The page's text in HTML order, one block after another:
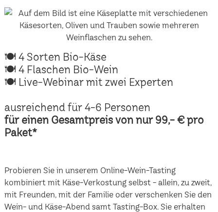
🍽 4 Sorten Bio-Käse
🍽 4 Flaschen Bio-Wein
🍽 Live-Webinar mit zwei Experten
ausreichend für 4-6 Personen
für einen Gesamtpreis von nur 99,- € pro
Paket*
Probieren Sie in unserem Online-Wein-Tasting
kombiniert mit Käse-Verkostung selbst - allein, zu zweit,
mit Freunden, mit der Familie oder verschenken Sie den
Wein- und Käse-Abend samt Tasting-Box. Sie erhalten